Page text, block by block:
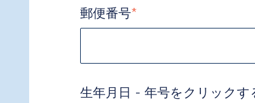
郵便番号*
生年月日 - 年号をクリック